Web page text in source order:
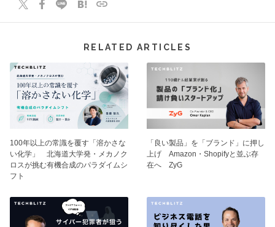
RELATED ARTICLES
100年以上の常識を覆す「溶かさな
い化学」 北海道大学発・メカノク
ロスが挑む有機合成のパラダイムシ
フト
「良い製品」を「ブランド」に押し
上げ Amazon・Shopifyと並ぶ存
在へ ZyG